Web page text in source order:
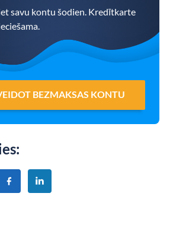
savu kontu šodien. Kredītkarte
BEZMAKSAS KONTU
: